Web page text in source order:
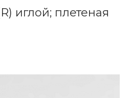
иглой; плетеная